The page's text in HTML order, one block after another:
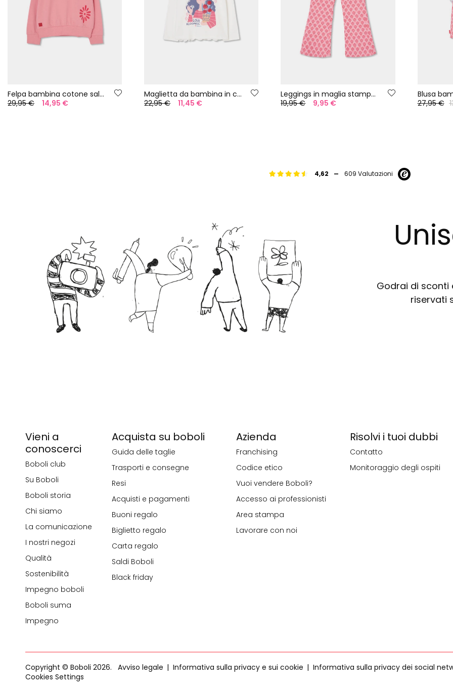
Felpa bambina cotone salmone
29,95 €
14,95 €
Maglietta da bambina in cotone bianca
22,95 €
11,45 €
Leggings in maglia stampata
19,95 €
9,95 € 27,95 €
4,62 - 609 Valutazioni
Godrai di sconti
riservati
Vieni a
conoscerci
Boboli club
Su Boboli
Boboli storia
Chi siamo
La comunicazione
I nostri negozi
Qualità
Sostenibilità
Impegno boboli
Boboli suma
Impegno
Acquista su boboli
Guida delle taglie
Trasporti e consegne
Resi
Acquisti e pagamenti
Buoni regalo
Biglietto regalo
Carta regalo
Saldi Boboli
Black friday
Azienda
Franchising
Codice etico
Vuoi vendere Boboli?
Accesso ai professionisti
Area stampa
Lavorare con noi
Risolvi i tuoi dubbi
Contatto
Monitoraggio degli ospiti
Copyright © Boboli 2026. Avviso legale Informativa sulla privacy e sui cookie
Informativa sulla privacy dei social
Cookies Settings